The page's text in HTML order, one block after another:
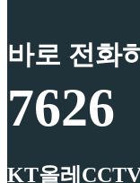
바로 전화
7626
KT올레